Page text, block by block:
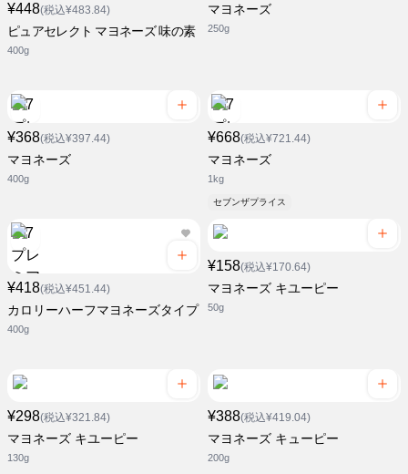
¥448(税込¥483.84)
ピュアセレクト マヨネーズ 味の素
400g
マヨネーズ
250g
¥368(税込¥397.44)
マヨネーズ
400g
¥668(税込¥721.44)
マヨネーズ
1kg
セブンザプライス
¥418(税込¥451.44)
カロリーハーフマヨネーズタイプ
400g
¥158(税込¥170.64)
マヨネーズ キユーピー
50g
¥298(税込¥321.84)
マヨネーズ キユーピー
130g
¥388(税込¥419.04)
マヨネーズ キューピー
200g